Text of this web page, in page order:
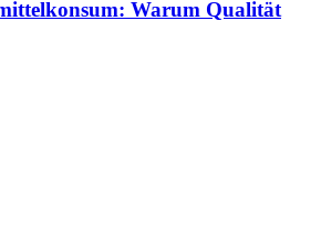
Warum Qualität